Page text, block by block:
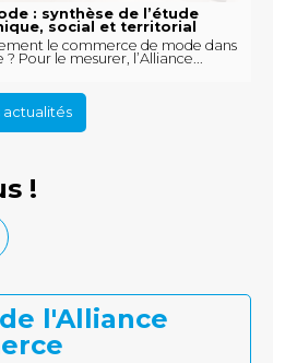
: synthèse de l’étude
social et territorial
le commerce de mode dans
? Pour le mesurer, l’Alliance...
actualités
!
l'Alliance